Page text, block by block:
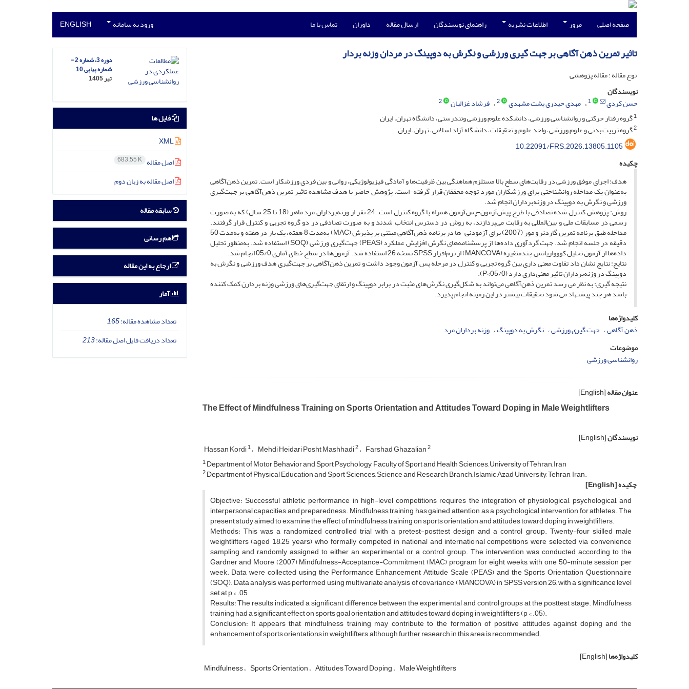
صفحه اصلی مرور اطلاعات نشریه راهنمای نویسندگان ارسال مقاله داوران تماس با ما ورود به سامانه ENGLISH
تاثیر تمرین ذهن آگاهی بر جهت گیری ورزشی و نگرش به دوپینگ در مردان وزنه بردار
نوع مقاله : مقاله پژوهشی
نویسندگان
حسن کردی
1 مهدی حیدری پشت مشهدی 2 فرشاد غزالیان
2
1گروه رفتار حرکتی و روانشناسی ورزشی، دانشکده علوم ورزشی وتندرستی، دانشگاه تهران، ایران
2گروه تربیت بدنی و علوم ورزشی، واحد علوم و تحقیقات، دانشگاه آزاد اسلامی، تهران، ایران.
10.22091/FRS.2026.13805.1105
چکیده
هدف: اجرای موفق ورزشی در رقابت‌های سطح بالا مستلزم هماهنگی بین ظرفیت‌ها و آمادگی فیزیولوژیکی، روانی و بین فردی ورزشکار است. تمرین ذهن‌آگاهی
به‌عنوان یک مداخله روانشناختی برای ورزشکاران مورد توجه محققان قرار گرفته-است. پژوهش حاضر با هدف مشاهده تاثیر تمرین ذهن‌آگاهی بر جهت‌گیری
ورزشی و نگرش به دوپینگ در وزنه‌برداران انجام شد.
روش: پژوهش کنترل شده تصادفی با طرح پیش‌آزمون-پس‌آزمون همراه با گروه کنترل است. 24 نفر از وزنه‌برداران مرد ماهر (18 تا 25 سال) که به صورت
رسمی در مسابقات ملی و بین‌المللی به رقابت می‌پردازند، به روش در دسترس انتخاب شدند و به‌ صورت تصادفی در دو گروه تجربی و کنترل قرار گرفتند.
مداخله طبق برنامه تمرین گاردنر و مور (2007) برای آزمودنی-ها در برنامه ذهن‌آگاهی مبتنی بر پذیرش (MAC) به‌مدت 8 هفته، یک بار در هفته و به‌مدت 50
دقیقه در جلسه انجام شد. جهت گردآوری داده‌ها از پرسشنامه‌های نگرش افزایش عملکرد (PEAS) جهت‌گیری ورزشی (SOQ) استفاده شد. به‌منظور تحلیل
داده‌ها از آزمون تحلیل کووواریانس چندمتغیره (MANCOVA) از نرم‌افزار SPSS نسخه 26 استفاده شد. آزمون‌ها در سطح خطای آماری 05/0 انجام شد.
نتایج: نتایج نشان داد تفاوت معنی داری بین گروه تجربی و کنترل در مرحله پس آزمون وجود داشت و تمرین ذهن‌آگاهی بر جهت‌گیری هدف ورزشی و نگرش به
دوپینگ در وزنه‌برداران تاثیر معنی‌داری دارد (05/0>P).
نتیجه گیری: به نظر می رسد تمرین ذهن‌آگاهی می‌تواند به شکل‌گیری نگرش‌های مثبت در برابر دوپینگ و ارتقای جهت‌گیری‌های ورزشی وزنه بردارن کمک کننده
باشد هر چند پیشنهاد می شود تحقیقات بیشتر در این زمینه انجام پذیرد.
کلیدواژه‌ها
ذهن آگاهی جهت گیری ورزشی نگرش به دوپینگ وزنه برداران مرد
موضوعات
روانشناسی ورزشی
عنوان مقاله[English]
The Effect of Mindfulness Training on Sports Orientation and Attitudes Toward Doping in Male Weightlifters
نویسندگان[English]
Hassan Kordi1 Mehdi Heidari Posht Mashhadi2 Farshad Ghazalian2
1Department of Motor Behavior and Sport Psychology, Faculty of Sport and Health Sciences, University of Tehran, Iran
2Department of Physical Education and Sport Sciences, Science and Research Branch, Islamic Azad University, Tehran, Iran.
چکیده[English]
Objective: Successful athletic performance in high-level competitions requires the integration of physiological, psychological, and
interpersonal capacities and preparedness. Mindfulness training has gained attention as a psychological intervention for athletes. The
present study aimed to examine the effect of mindfulness training on sports orientation and attitudes toward doping in weightlifters.
Methods: This was a randomized controlled trial with a pretest-posttest design and a control group. Twenty-four skilled male
weightlifters (aged 18–25 years) who formally competed in national and international competitions were selected via convenience
sampling and randomly assigned to either an experimental or a control group. The intervention was conducted according to the
Gardner and Moore (2007) Mindfulness-Acceptance-Commitment (MAC) program for eight weeks, with one 50-minute session per
week. Data were collected using the Performance Enhancement Attitude Scale (PEAS) and the Sports Orientation Questionnaire
(SOQ). Data analysis was performed using multivariate analysis of covariance (MANCOVA) in SPSS version 26, with a significance level
set at p < .05
Results: The results indicated a significant difference between the experimental and control groups at the posttest stage. Mindfulness
training had a significant effect on sports goal orientation and attitudes toward doping in weightlifters (p < .05).
Conclusion: It appears that mindfulness training may contribute to the formation of positive attitudes against doping and the
enhancement of sports orientations in weightlifters, although further research in this area is recommended.
کلیدواژه‌ها[English]
Mindfulness Sports Orientation Attitudes Toward Doping Male Weightlifters
دوره 3، شماره 2 -
شماره پیاپی 10
تیر 1405
فایل ها
XML
اصل مقاله 683.55 K
اصل مقاله به زبان دوم
سابقه مقاله
هم رسانی
ارجاع به این مقاله
آمار
تعداد مشاهده مقاله:165
تعداد دریافت فایل اصل مقاله:213